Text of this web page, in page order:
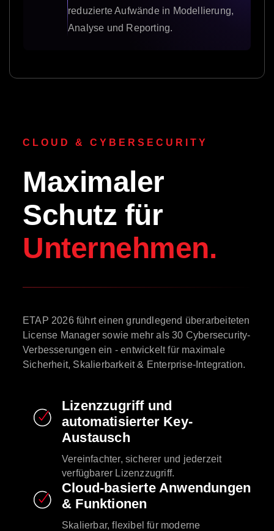
reduzierte Aufwände in Modellierung,
Analyse und Reporting.
CLOUD & CYBERSECURITY
Maximaler
Schutz für
Unternehmen.
ETAP 2026 führt einen grundlegend überarbeiteten
License Manager sowie mehr als 30 Cybersecurity-
Verbesserungen ein - entwickelt für maximale
Sicherheit, Skalierbarkeit & Enterprise-Integration.
Lizenzzugriff und
automatisierter Key-
Austausch
Vereinfachter, sicherer und jederzeit
verfügbarer Lizenzzugriff.
Cloud-basierte Anwendungen
& Funktionen
Skalierbar, flexibel für moderne